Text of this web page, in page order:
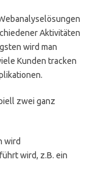
Aktivitäten
wird man
Kunden tracken
zwei ganz
wird
wird, z.B. ein